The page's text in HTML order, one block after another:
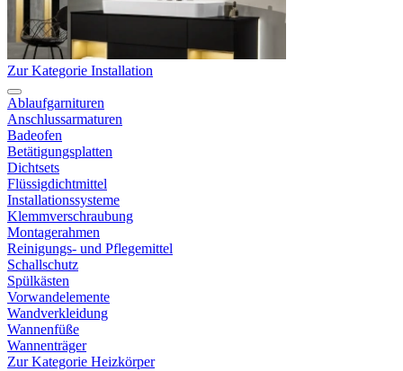
Zur Kategorie Installation
Ablaufgarnituren
Anschlussarmaturen
Badeofen
Betätigungsplatten
Dichtsets
Flüssigdichtmittel
Installationssysteme
Klemmverschraubung
Montagerahmen
Reinigungs- und Pflegemittel
Schallschutz
Spülkästen
Vorwandelemente
Wandverkleidung
Wannenfüße
Wannenträger
Zur Kategorie Heizkörper